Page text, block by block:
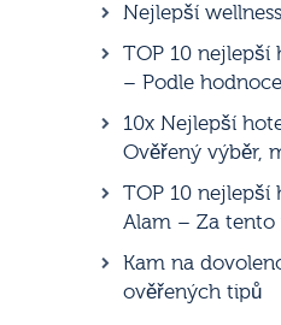
Nejlepší
TOP 10 nejlepší
– Podle
10x Nejlepší
Ověřený výběr,
TOP 10 nejlepší
Alam – Za
Kam na
ověřených tipů